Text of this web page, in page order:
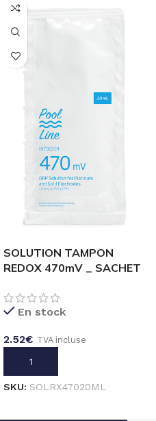
SOLUTION TAMPON
REDOX 470mV _ SACHET
En stock
2.52€ TVA incluse
AJOUTER AU PANIER
SKU: SOLRX47020ML